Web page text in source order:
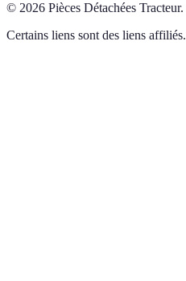
© 2026 Pièces Détachées Tracteur.
Certains liens sont des liens affiliés.